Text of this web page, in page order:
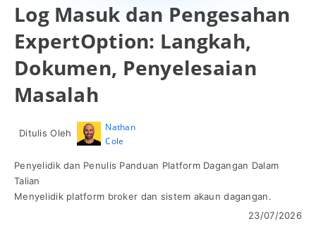
Log Masuk dan Pengesahan
ExpertOption: Langkah,
Dokumen, Penyelesaian
Masalah
Ditulis Oleh
Nathan
Cole
Penyelidik dan Penulis Panduan Platform Dagangan Dalam
Talian
Menyelidik platform broker dan sistem akaun dagangan.
23/07/2026